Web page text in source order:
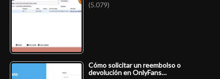
(5.079)
Cómo solicitar un reembolso o
devolución en OnlyFans…